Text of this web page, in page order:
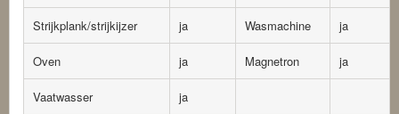
Strijkplank/strijkijzer ja Wasmachine ja
Oven ja Magnetron ja
Vaatwasser ja